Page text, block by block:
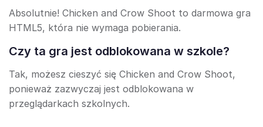
Absolutnie! Chicken and Crow Shoot to darmowa gra
HTML5, która nie wymaga pobierania.
Czy ta gra jest odblokowana w szkole?
Tak, możesz cieszyć się Chicken and Crow Shoot,
ponieważ zazwyczaj jest odblokowana w
przeglądarkach szkolnych.